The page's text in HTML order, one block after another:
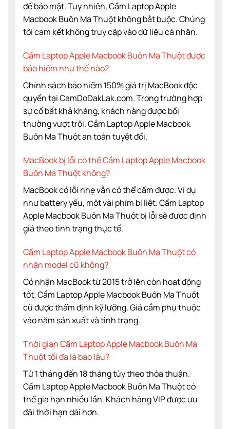
để bảo mật. Tuy nhiên, Cầm Laptop Apple
Macbook Buôn Ma Thuột không bắt buộc. Chúng
tôi cam kết không truy cập vào dữ liệu cá nhân.
Cầm Laptop Apple Macbook Buôn Ma Thuột được
bảo hiểm như thế nào?
Chính sách bảo hiểm 150% giá trị MacBook độc
quyền tại CamDoDakLak.com. Trong trường hợp
sự cố bất khả kháng, khách hàng được bồi
thường vượt trội. Cầm Laptop Apple Macbook
Buôn Ma Thuột an toàn tuyệt đối.
MacBook bị lỗi có thể Cầm Laptop Apple Macbook
Buôn Ma Thuột không?
MacBook có lỗi nhẹ vẫn có thể cầm được. Ví dụ
như battery yếu, một vài phím bị liệt. Cầm Laptop
Apple Macbook Buôn Ma Thuột bị lỗi sẽ được định
giá theo tình trạng thực tế.
Cầm Laptop Apple Macbook Buôn Ma Thuột có
nhận model cũ không?
Có nhận MacBook từ 2015 trở lên còn hoạt động
tốt. Cầm Laptop Apple Macbook Buôn Ma Thuột
cũ được thẩm định kỹ lưỡng. Giá cầm phụ thuộc
vào năm sản xuất và tình trạng.
Thời gian Cầm Laptop Apple Macbook Buôn Ma
Thuột tối đa là bao lâu?
Từ 1 tháng đến 18 tháng tùy theo thỏa thuận.
Cầm Laptop Apple Macbook Buôn Ma Thuột có
thể gia hạn nhiều lần. Khách hàng VIP được ưu
đãi thời hạn dài hơn.